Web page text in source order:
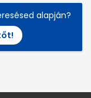
alapján?